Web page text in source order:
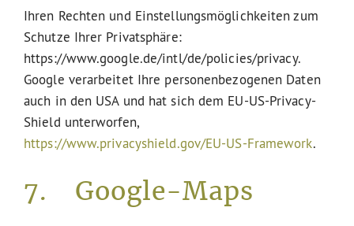
Ihren Rechten und Einstellungsmöglichkeiten zum
Schutze Ihrer Privatsphäre:
https://www.google.de/intl/de/policies/privacy.
Google verarbeitet Ihre personenbezogenen Daten
auch in den USA und hat sich dem EU-US-Privacy-
Shield unterworfen,
https://www.privacyshield.gov/EU-US-Framework.
7. Google-Maps